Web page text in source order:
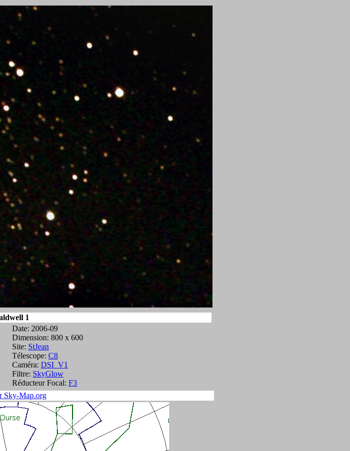
1
Date: 2006-09
Dimension: 800 x 600
Site: StJean
Télescope: C8
Caméra: DSI_V1
Filtre: SkyGlow
Réducteur Focal: F3
Sky-Map.org